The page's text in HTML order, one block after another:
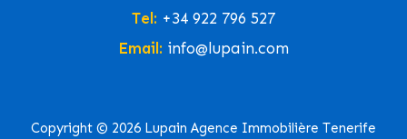
Tel: +34 922 796 527
Email: info@lupain.com
Copyright © 2026 Lupain Agence Immobilière Tenerife